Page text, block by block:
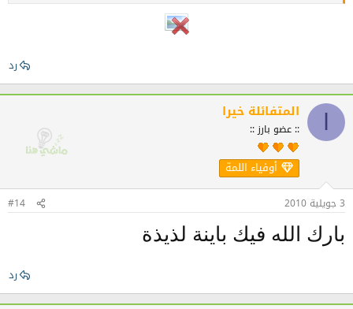
رد
المتفائلة خيرا
:: عضو بارز ::
أوفياء اللمة
3 جويلية 2010 #14
بارك الله فيك باينة لذيذة
رد